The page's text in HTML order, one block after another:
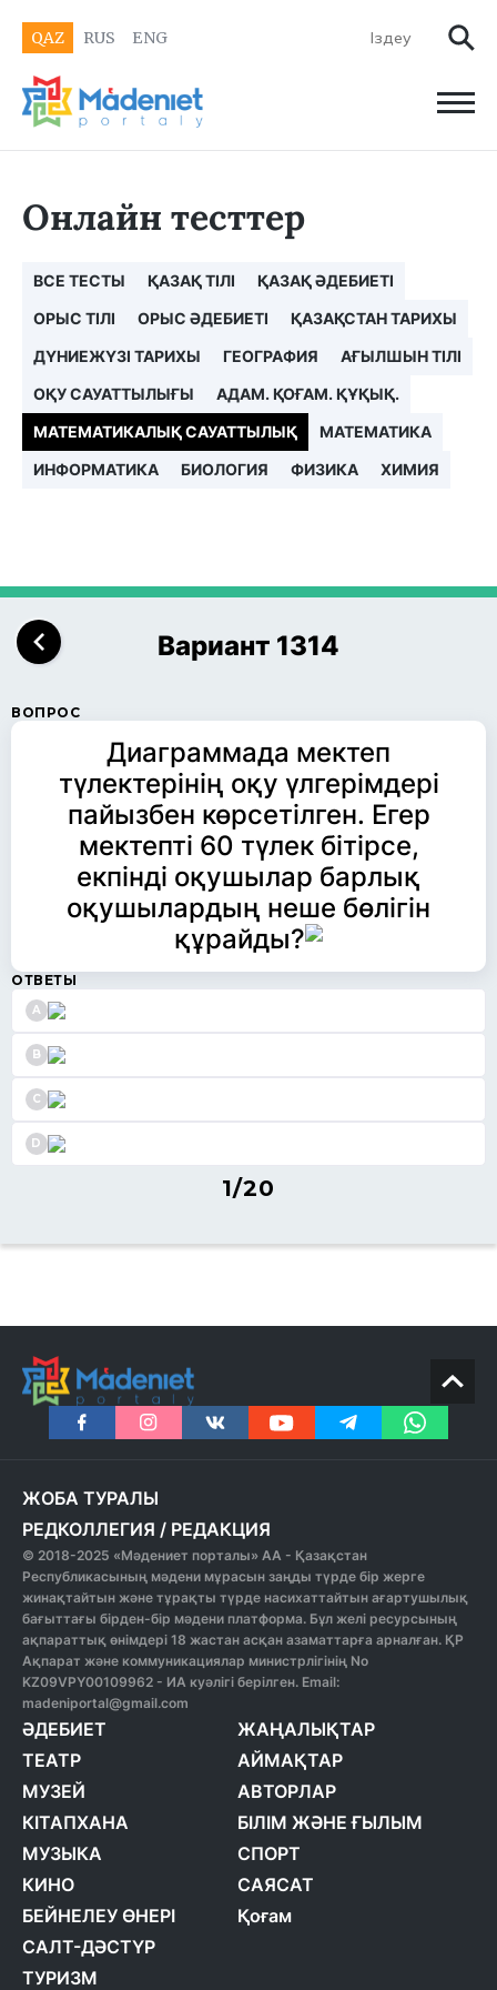
QAZ RUS ENG
Онлайн тесттер
ВСЕ ТЕСТЫ ҚАЗАҚ ТІЛІ
ҚАЗАҚ ӘДЕБИЕТІ
ОРЫС ТІЛІ
ОРЫС ӘДЕБИЕТІ
ҚАЗАҚСТАН ТАРИХЫ
ДҮНИЕЖҮЗІ ТАРИХЫ
ГЕОГРАФИЯ
АҒЫЛШЫН ТІЛІ
ОҚУ САУАТТЫЛЫҒЫ
АДАМ. ҚОҒАМ. ҚҰҚЫҚ.
МАТЕМАТИКАЛЫҚ САУАТТЫЛЫҚ
МАТЕМАТИКА
ИНФОРМАТИКА
БИОЛОГИЯ ФИЗИКА ХИМИЯ
Вариант 1314
ВОПРОС
Диаграммада мектеп
түлектерінің оқу үлгерімдері
пайызбен көрсетілген. Егер
мектепті 60 түлек бітірсе,
екпінді оқушылар барлық
оқушылардың неше бөлігін
құрайды?
ОТВЕТЫ
A
B
C
D
1/20
ЖОБА ТУРАЛЫ
РЕДКОЛЛЕГИЯ / РЕДАКЦИЯ
© 2018-2025 «Мәдениет порталы» АА - Қазақстан
Республикасының мәдени мұрасын заңды түрде бір жерге
жинақтайтын және тұрақты түрде насихаттайтын ағартушылық
бағыттағы бірден-бір мәдени платформа. Бұл желі ресурсының
ақпараттық өнімдері 18 жастан асқан азаматтарға арналған. ҚР
Ақпарат және коммуникациялар министрлігінің No
KZ09VPY00109962 - ИА куәлігі берілген. Email:
madeniportal@gmail.com
ӘДЕБИЕТ
ТЕАТР
МУЗЕЙ
КІТАПХАНА
МУЗЫКА
КИНО
БЕЙНЕЛЕУ ӨНЕРІ
САЛТ-ДӘСТҮР
ТУРИЗМ
ЖАҢАЛЫҚТАР
АЙМАҚТАР
АВТОРЛАР
БІЛІМ ЖӘНЕ ҒЫЛЫМ
СПОРТ
САЯСАТ
Қоғам